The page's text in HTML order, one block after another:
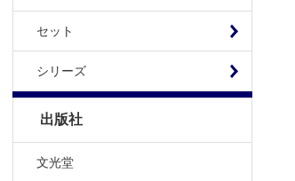
セット
シリーズ
出版社
文光堂